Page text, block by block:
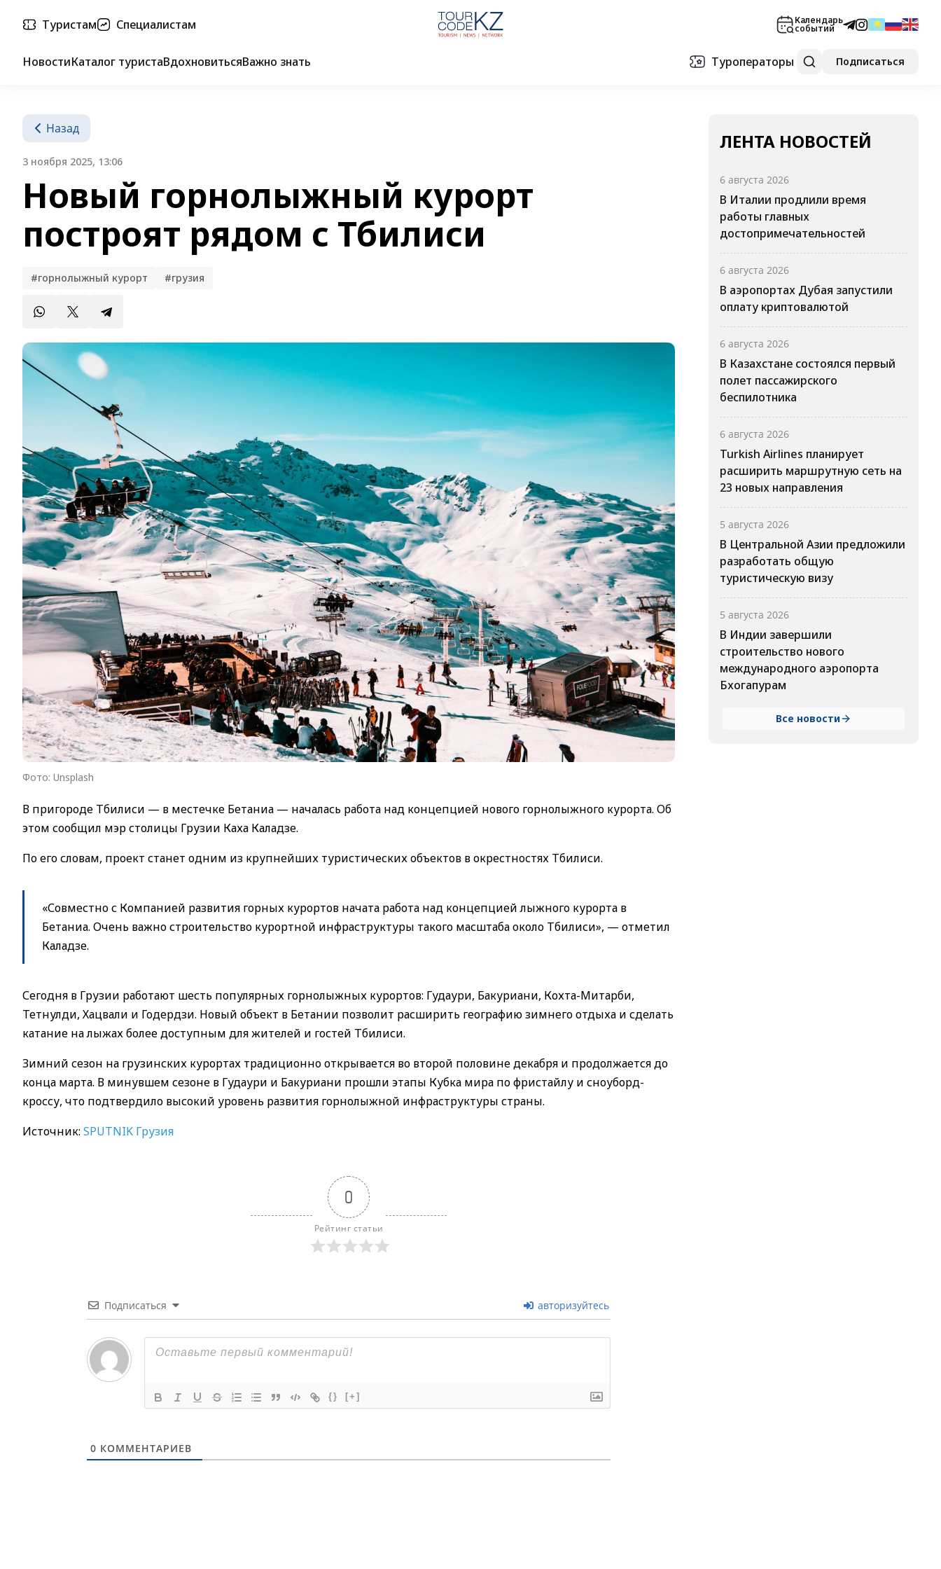
Туристам Специалистам Календарь
событий
НовостиКаталог туристаВдохновитьсяВажно знать Туроператоры Подписаться
Назад
3 ноября 2025, 13:06
Новый горнолыжный курорт
построят рядом с Тбилиси
#горнолыжный курорт #грузия
Фото: Unsplash
В пригороде Тбилиси — в местечке Бетаниа — началась работа над концепцией нового горнолыжного курорта. Об
этом сообщил мэр столицы Грузии Каха Каладзе.
По его словам, проект станет одним из крупнейших туристических объектов в окрестностях Тбилиси.
«Совместно с Компанией развития горных курортов начата работа над концепцией лыжного курорта в
Бетаниа. Очень важно строительство курортной инфраструктуры такого масштаба около Тбилиси», — отметил
Каладзе.
Сегодня в Грузии работают шесть популярных горнолыжных курортов: Гудаури, Бакуриани, Кохта-Митарби,
Тетнулди, Хацвали и Годердзи. Новый объект в Бетании позволит расширить географию зимнего отдыха и сделать
катание на лыжах более доступным для жителей и гостей Тбилиси.
Зимний сезон на грузинских курортах традиционно открывается во второй половине декабря и продолжается до
конца марта. В минувшем сезоне в Гудаури и Бакуриани прошли этапы Кубка мира по фристайлу и сноуборд-
кроссу, что подтвердило высокий уровень развития горнолыжной инфраструктуры страны.
Источник: SPUTNIK Грузия
0
Рейтинг статьи
Подписаться авторизуйтесь
{} [+]
0 КОММЕНТАРИЕВ
ЛЕНТА НОВОСТЕЙ
6 августа 2026
В Италии продлили время
работы главных
достопримечательностей
6 августа 2026
В аэропортах Дубая запустили
оплату криптовалютой
6 августа 2026
В Казахстане состоялся первый
полет пассажирского
беспилотника
6 августа 2026
Turkish Airlines планирует
расширить маршрутную сеть на
23 новых направления
5 августа 2026
В Центральной Азии предложили
разработать общую
туристическую визу
5 августа 2026
В Индии завершили
строительство нового
международного аэропорта
Бхогапурам
Все новости